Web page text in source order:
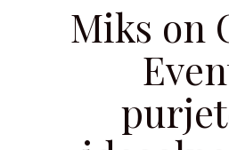
Miks on